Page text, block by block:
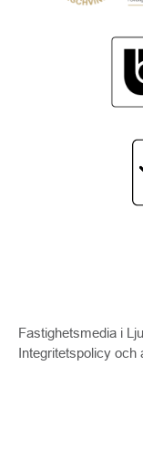
Fastighetsmedia i
Integritetspolicy och